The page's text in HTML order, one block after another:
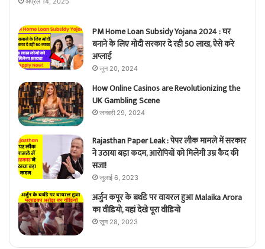
PM Home Loan Subsidy Yojana 2024 : घर
बनाने के लिए मोदी सरकार दे रही 50 लाख, ऐसे करे
अप्लाई
जून 20, 2024
How Online Casinos are Revolutionizing the
UK Gambling Scene
जनवरी 29, 2024
Rajasthan Paper Leak : पेपर लीक मामले में सरकार
ने उठाया बड़ा कदम, आरोपियों को मिलेगी उम्र कैद की
सजा!
जुलाई 6, 2023
अर्जुन कपूर के बर्थडे पर वायरल हुआ Malaika Arora
का वीडियो, यहां देखे पूरा वीडियो
जून 28, 2023